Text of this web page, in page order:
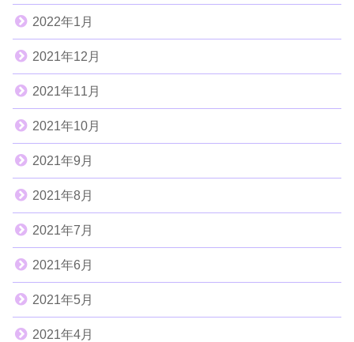
2022年1月
2021年12月
2021年11月
2021年10月
2021年9月
2021年8月
2021年7月
2021年6月
2021年5月
2021年4月